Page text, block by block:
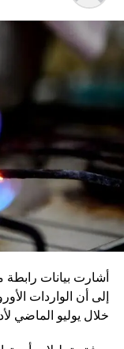
إلى أن الواردات
خلال يوليو الماضي